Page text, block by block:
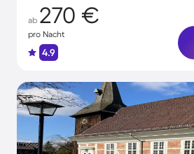
ab 270 €
pro Nacht
4.9